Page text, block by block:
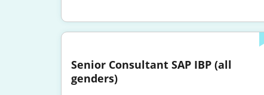
Senior Consultant SAP IBP (all
genders)